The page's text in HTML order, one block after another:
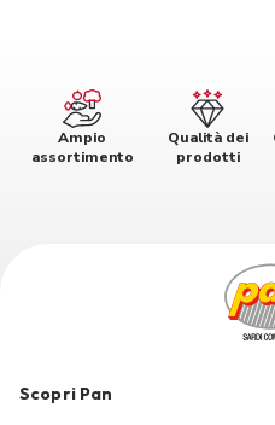
Ampio
assortimento
Qualità dei
prodotti
Scopri Pan